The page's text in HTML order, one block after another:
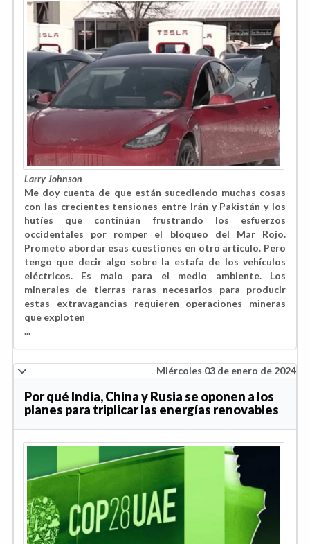
Larry Johnson
Me doy cuenta de que están sucediendo muchas cosas
con las crecientes tensiones entre Irán y Pakistán y los
hutíes que continúan frustrando los esfuerzos
occidentales por romper el bloqueo del Mar Rojo.
Prometo abordar esas cuestiones en otro artículo. Pero
tengo que decir algo sobre la estafa de los vehículos
eléctricos. Es malo para el medio ambiente. Los
minerales de tierras raras necesarios para producir
estas extravagancias requieren operaciones mineras
que exploten
...
Miércoles 03 de enero de 2024
Por qué India, China y Rusia se oponen a los
planes para triplicar las energías renovables